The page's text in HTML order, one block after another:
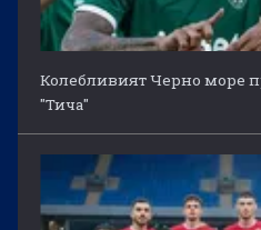
Колебливият Черно море
"Тича"